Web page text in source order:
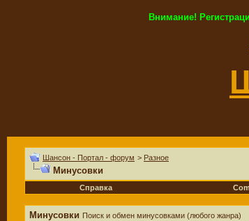
Внимание!
Шансон - Портал - форум > Разное
Минусовки
Справка
Минусовки Поиск и обмен минусовками (любого жанра)